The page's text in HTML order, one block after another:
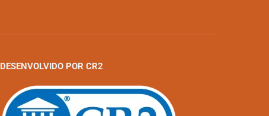
DESENVOLVIDO POR CR2